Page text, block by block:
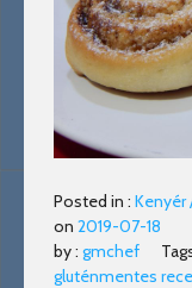
Posted in : Kenyér
on 2019-07-18
by : gmchef
gluténmentes